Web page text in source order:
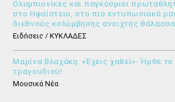
Ολυμπιονίκες και παγκόσμιοι
στο Ηφαίστειο, στο πιο εντυπωσιακό
διεθνούς κολύμβησης ανοιχτής
Ειδήσεις / ΚΥΚΛΑΔΕΣ
Μαρίνα Βλαχάκη: «Έχεις χαθεί»- Ήρθε
τραγουδιού!
Μουσικά Νέα